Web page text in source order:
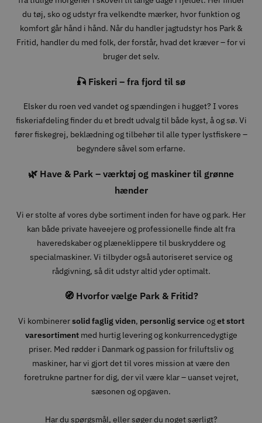
du tøj, sko og udstyr fra velkendte mærker, hvor funktion og
komfort går hånd i hånd. Når du handler jagtudstyr hos Park &
Fritid, handler du med folk, der forstår, hvad det kræver – for vi
bruger det selv.
🎣 Fiskeri – fra fjord til sø
Elsker du roen ved vandet og spændingen i hugget? I vores
fiskeriafdeling finder du et bredt udvalg til både kyst, å og sø. Vi
fører fiskegrej, beklædning og tilbehør til alle typer lystfiskere –
begyndere såvel som erfarne.
🌿 Have & Park – værktøj og maskiner til grønne
hænder
Vi er stolte af vores dybe sortiment inden for have og park. Her
kan både private haveejere og professionelle finde alt fra
haveredskaber og plæneklippere til buskryddere og
specialmaskiner. Vi tilbyder også autoriseret service og
rådgivning, så dit udstyr altid yder optimalt.
🧭 Hvorfor vælge Park & Fritid?
Vi kombinerersolid faglig viden, personlig serviceoget stort
varesortimentmed hurtig levering og konkurrencedygtige
priser. Med rødder i Danmark og passion for friluftsliv og
maskiner, har vi gjort det til vores mission at være den
foretrukne partner for dig, der vil være klar – uanset vejret,
sæsonen og opgaven.
Har du spørgsmål, eller søger du noget særligt?